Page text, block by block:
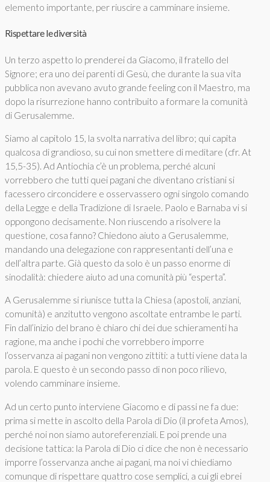
elemento importante, per riuscire a camminare insieme.
Rispettare le diversità
Un terzo aspetto lo prenderei da Giacomo, il fratello del
Signore; era uno dei parenti di Gesù, che durante la sua vita
pubblica non avevano avuto grande feeling con il Maestro, ma
dopo la risurrezione hanno contribuito a formare la comunità
di Gerusalemme.
Siamo al capitolo 15, la svolta narrativa del libro; qui capita
qualcosa di grandioso, su cui non smettere di meditare (cfr. At
15,5-35). Ad Antiochia c’è un problema, perché alcuni
vorrebbero che tutti quei pagani che diventano cristiani si
facessero circoncidere e osservassero ogni singolo comando
della Legge e della Tradizione di Israele. Paolo e Barnaba vi si
oppongono decisamente. Non riuscendo a risolvere la
questione, cosa fanno? Chiedono aiuto a Gerusalemme,
mandando una delegazione con rappresentanti dell’una e
dell’altra parte. Già questo da solo è un passo enorme di
sinodalità: chiedere aiuto ad una comunità più “esperta”.
A Gerusalemme si riunisce tutta la Chiesa (apostoli, anziani,
comunità) e anzitutto vengono ascoltate entrambe le parti.
Fin dall’inizio del brano è chiaro chi dei due schieramenti ha
ragione, ma anche i pochi che vorrebbero imporre
l’osservanza ai pagani non vengono zittiti: a tutti viene data la
parola. E questo è un secondo passo di non poco rilievo,
volendo camminare insieme.
Ad un certo punto interviene Giacomo e di passi ne fa due:
prima si mette in ascolto della Parola di Dio (il profeta Amos),
perché noi non siamo autoreferenziali. E poi prende una
decisione tattica: la Parola di Dio ci dice che non è necessario
imporre l’osservanza anche ai pagani, ma noi vi chiediamo
comunque di rispettare quattro cose semplici, a cui gli ebrei